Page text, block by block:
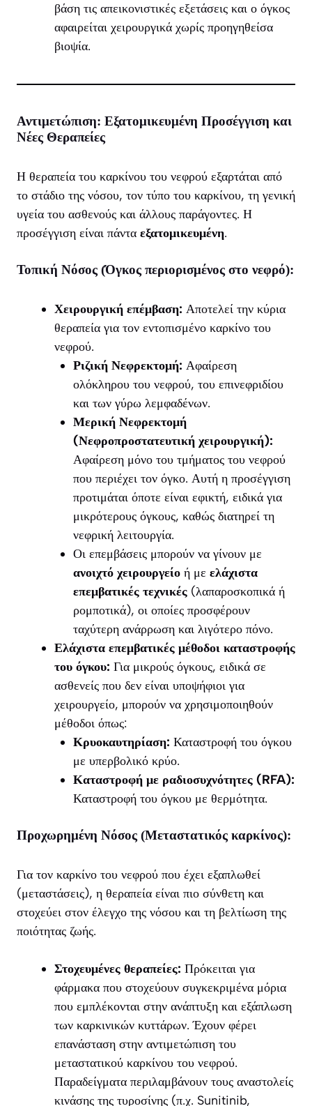
βάση τις απεικονιστικές εξετάσεις και ο όγκος
αφαιρείται χειρουργικά χωρίς προηγηθείσα
βιοψία.
Αντιμετώπιση: Εξατομικευμένη Προσέγγιση και
Νέες Θεραπείες
Η θεραπεία του καρκίνου του νεφρού εξαρτάται από
το στάδιο της νόσου, τον τύπο του καρκίνου, τη γενική
υγεία του ασθενούς και άλλους παράγοντες. Η
προσέγγιση είναι πάντα εξατομικευμένη.
Τοπική Νόσος (Όγκος περιορισμένος στο νεφρό):
Χειρουργική επέμβαση: Αποτελεί την κύρια
θεραπεία για τον εντοπισμένο καρκίνο του
νεφρού.
Ριζική Νεφρεκτομή: Αφαίρεση
ολόκληρου του νεφρού, του επινεφριδίου
και των γύρω λεμφαδένων.
Μερική Νεφρεκτομή
(Νεφροπροστατευτική χειρουργική):
Αφαίρεση μόνο του τμήματος του νεφρού
που περιέχει τον όγκο. Αυτή η προσέγγιση
προτιμάται όποτε είναι εφικτή, ειδικά για
μικρότερους όγκους, καθώς διατηρεί τη
νεφρική λειτουργία.
Οι επεμβάσεις μπορούν να γίνουν με
ανοιχτό χειρουργείο ή με ελάχιστα
επεμβατικές τεχνικές (λαπαροσκοπικά ή
ρομποτικά), οι οποίες προσφέρουν
ταχύτερη ανάρρωση και λιγότερο πόνο.
Ελάχιστα επεμβατικές μέθοδοι καταστροφής
του όγκου: Για μικρούς όγκους, ειδικά σε
ασθενείς που δεν είναι υποψήφιοι για
χειρουργείο, μπορούν να χρησιμοποιηθούν
μέθοδοι όπως:
Κρυοκαυτηρίαση: Καταστροφή του όγκου
με υπερβολικό κρύο.
Καταστροφή με ραδιοσυχνότητες (RFA):
Καταστροφή του όγκου με θερμότητα.
Προχωρημένη Νόσος (Μεταστατικός καρκίνος):
Για τον καρκίνο του νεφρού που έχει εξαπλωθεί
(μεταστάσεις), η θεραπεία είναι πιο σύνθετη και
στοχεύει στον έλεγχο της νόσου και τη βελτίωση της
ποιότητας ζωής.
Στοχευμένες θεραπείες: Πρόκειται για
φάρμακα που στοχεύουν συγκεκριμένα μόρια
που εμπλέκονται στην ανάπτυξη και εξάπλωση
των καρκινικών κυττάρων. Έχουν φέρει
επανάσταση στην αντιμετώπιση του
μεταστατικού καρκίνου του νεφρού.
Παραδείγματα περιλαμβάνουν τους αναστολείς
κινάσης της τυροσίνης (π.χ. Sunitinib,